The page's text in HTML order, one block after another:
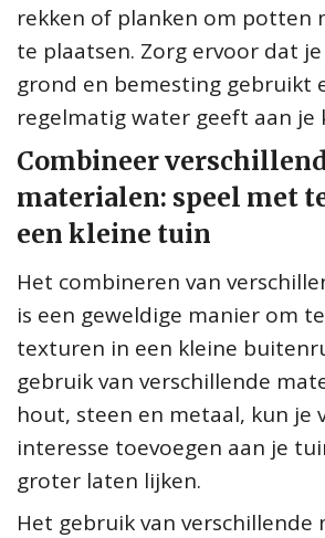
rekken of planken om potten
te plaatsen. Zorg ervoor dat
grond en bemesting gebruikt
regelmatig water geeft aan je
Combineer
materialen: speel met
een kleine tuin
Het combineren van
is een geweldige manier om
texturen in een kleine
gebruik van verschillende
hout, steen en metaal, kun je
interesse toevoegen aan je
groter laten lijken.
Het gebruik van verschillende